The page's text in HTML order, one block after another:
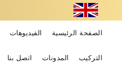
الصفحة الرئيسية الفيديوهات
التركيب المدونات اتصل بنا